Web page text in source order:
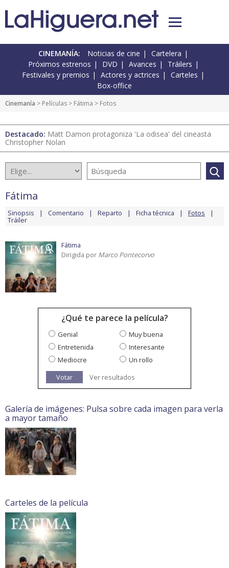
CINEMANÍA: Noticias de cine
Cartelera
Próximos estrenos
DVD Avances
Tráilers
Festivales y premios
Actores y actrices
Carteles
Box-office
Cinemanía > Películas > Fátima > Fotos
Destacado: Matt Damon protagoniza 'La odisea' del cineasta
Christopher Nolan
Fátima
Sinopsis Comentario Reparto Ficha técnica Fotos
Tráiler
Fátima
Dirigida por Marco Pontecorvo
¿Qué te parece la película?
Genial
Muy buena
Entretenida
Interesante
Mediocre
Un rollo
Votar
Ver resultados
Galería de imágenes: Pulsa sobre cada imagen para verla
a mayor tamaño
Carteles de la película